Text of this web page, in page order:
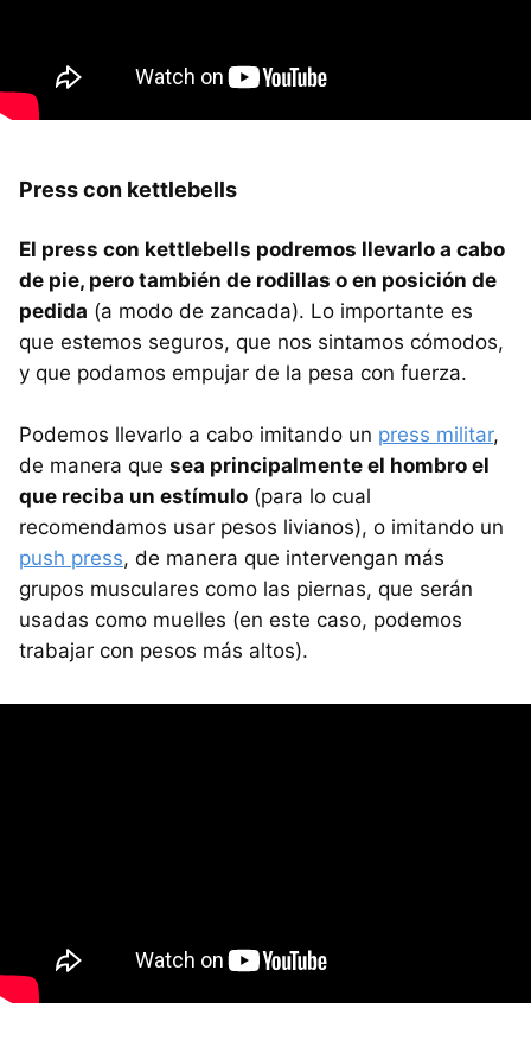
Press con kettlebells
El press con kettlebells podremos llevarlo a cabo
de pie, pero también de rodillas o en posición de
pedida (a modo de zancada). Lo importante es
que estemos seguros, que nos sintamos cómodos,
y que podamos empujar de la pesa con fuerza.
Podemos llevarlo a cabo imitando un press militar,
de manera que sea principalmente el hombro el
que reciba un estímulo (para lo cual
recomendamos usar pesos livianos), o imitando un
push press, de manera que intervengan más
grupos musculares como las piernas, que serán
usadas como muelles (en este caso, podemos
trabajar con pesos más altos).